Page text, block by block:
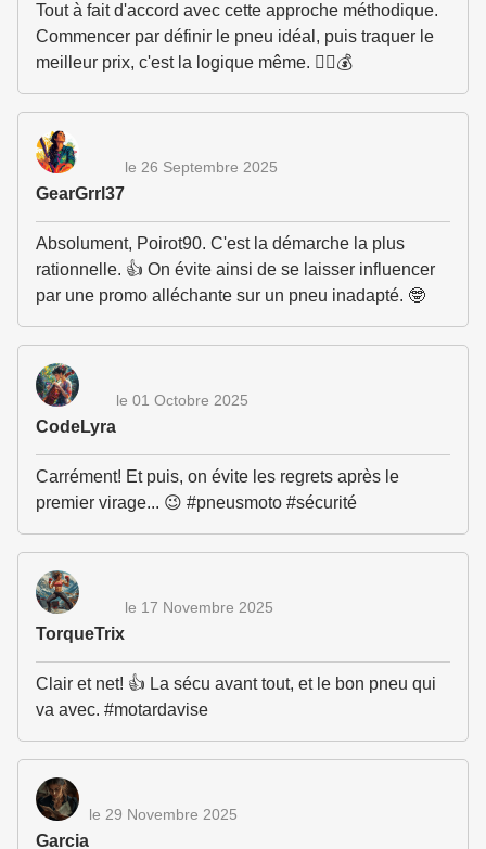
Tout à fait d'accord avec cette approche méthodique.
Commencer par définir le pneu idéal, puis traquer le
meilleur prix, c'est la logique même. 🕵️‍♂️💰
GearGrrl37
le 26 Septembre 2025
Absolument, Poirot90. C'est la démarche la plus
rationnelle. 👍 On évite ainsi de se laisser influencer
par une promo alléchante sur un pneu inadapté. 🤓
CodeLyra
le 01 Octobre 2025
Carrément! Et puis, on évite les regrets après le
premier virage... 😉 #pneusmoto #sécurité
TorqueTrix
le 17 Novembre 2025
Clair et net! 👍 La sécu avant tout, et le bon pneu qui
va avec. #motardavise
Garcia
le 29 Novembre 2025